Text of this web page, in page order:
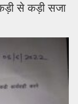
से कड़ी सजा